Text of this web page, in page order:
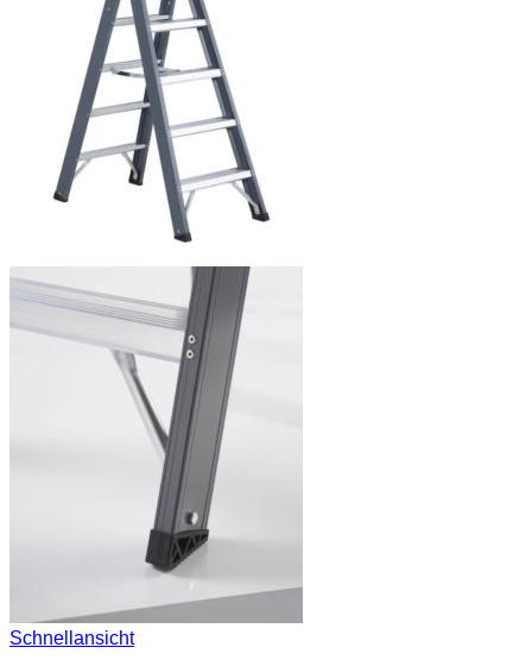
Schnellansicht